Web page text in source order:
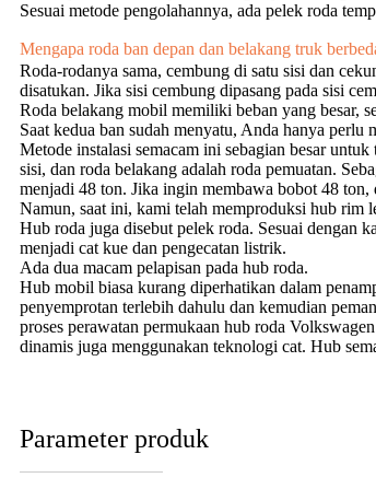
Sesuai metode pengolahannya, ada pelek roda
Mengapa roda ban depan dan belakang truk
Roda-rodanya sama, cembung di satu sisi dan
disatukan. Jika sisi cembung dipasang pada sisi
Roda belakang mobil memiliki beban yang besar,
Saat kedua ban sudah menyatu, Anda hanya perlu
Metode instalasi semacam ini sebagian besar
sisi, dan roda belakang adalah roda pemuatan.
menjadi 48 ton. Jika ingin membawa bobot 48 ton,
Namun, saat ini, kami telah memproduksi hub rim
Hub roda juga disebut pelek roda. Sesuai dengan
menjadi cat kue dan pengecatan listrik.
Ada dua macam pelapisan pada hub roda.
Hub mobil biasa kurang diperhatikan dalam
penyemprotan terlebih dahulu dan kemudian
proses perawatan permukaan hub roda
dinamis juga menggunakan teknologi cat. Hub
Parameter produk